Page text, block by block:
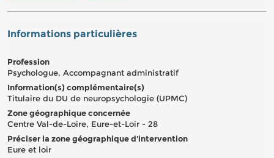
Informations particulières
Profession
Psychologue, Accompagnant administratif
Information(s) complémentaire(s)
Titulaire du DU de neuropsychologie (UPMC)
Zone géographique concernée
Centre Val-de-Loire, Eure-et-Loir - 28
Préciser la zone géographique d'intervention
Eure et loir